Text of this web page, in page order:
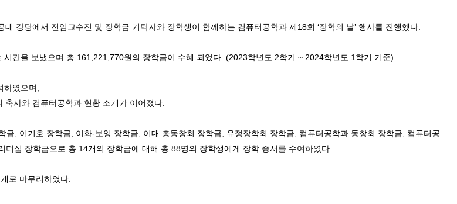
강당에서 전임교수진 및 장학금 기탁자와 장학생이 함께하는 컴퓨터공학과 제18회 ‘장학의 날’ 행사를 진행했다.
간을 보냈으며 총 161,221,770원의 장학금이 수혜 되었다. (2023학년도 2학기 ~ 2024학년도 1학기 기준)
였으며,
사와 컴퓨터공학과 현황 소개가 이어졌다.
, 이기호 장학금, 이화-보잉 장학금, 이대 총동창회 장학금, 유정장학회 장학금, 컴퓨터공학과 동창회 장학금, 컴퓨터공
십 장학금으로 총 14개의 장학금에 대해 총 88명의 장학생에게 장학 증서를 수여하였다.
로 마무리하였다.